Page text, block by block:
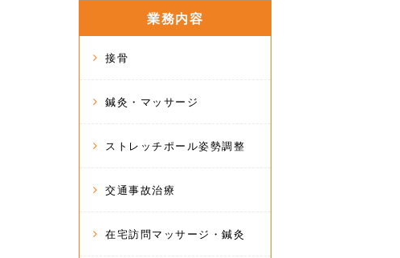
業務内容
接骨
鍼灸・マッサージ
ストレッチポール姿勢調整
交通事故治療
在宅訪問マッサージ・鍼灸